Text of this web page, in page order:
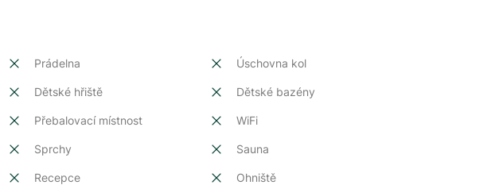
Prádelna Úschovna kol
Dětské hřiště Dětské bazény
Přebalovací místnost WiFi
Sprchy Sauna
Recepce Ohniště